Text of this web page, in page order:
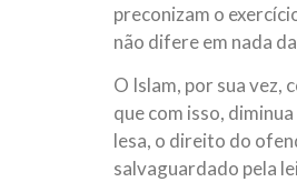
preconizam o
não difere em nada
O Islam, por sua vez,
que com isso,
lesa, o direito do
salvaguardado pela